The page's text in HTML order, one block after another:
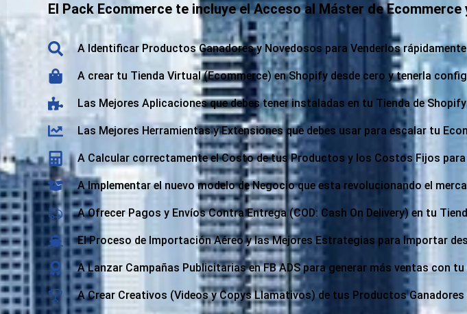
El Pack Ecommerce te incluye el Acceso al Máster de
A Identificar Productos Ganadores y Novedosos para Venderlos
A crear tu Tienda Virtual (Ecommerce) en Shopify desde cero y tenerla
Las Mejores Aplicaciones que debes tener instaladas en tu Tienda de
Las Mejores Herramientas y Extensiones que debes usar para escalar tu
A Calcular correctamente el Costo de tus Productos y los Costos Fijos
A Implementar el nuevo modelo de Negocio que esta revolucionando el
A Ofrecer Pagos y Envíos Contra Entrega (COD: Cash On Delivery) en tu
El Proceso de Importación Aéreo y las Mejores Estrategias para Importar
A Lanzar Campañas Publicitarias en FB ADS para generar más ventas con tu
A Crear Creativos (Videos y Copys Llamativos) de tus Productos